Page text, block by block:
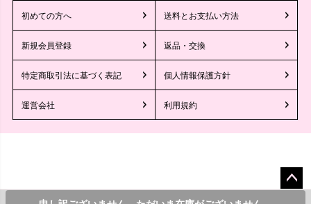
初めての方へ 送料とお支払い方法
新規会員登録 返品・交換
特定商取引法に基づく表記 個人情報保護方針
運営会社 利用規約
©2013 Tika All Rights reserved.